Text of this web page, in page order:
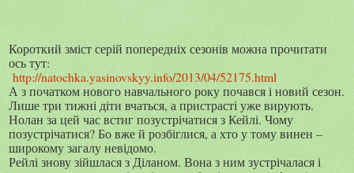
Короткий зміст серій попередніх сезонів можна прочитати
ось тут:
http://natochka.yasinovskyy.info/2013/04/52175.html
А з початком нового навчального року почався і новий сезон.
Лише три тижні діти вчаться, а пристрасті уже вирують.
Нолан за цей час встиг позустрічатися з Кейлі. Чому
позустрічатися? Бо вже й розбіглися, а хто у тому винен –
широкому загалу невідомо.
Рейлі знову зійшлася з Діланом. Вона з ним зустрічалася і